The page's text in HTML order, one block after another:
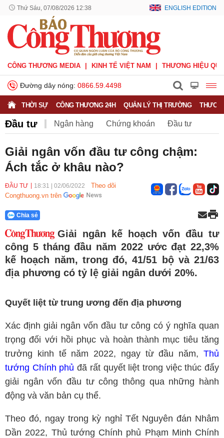
Thứ Sáu, 07/08/2026 12:38 ENGLISH EDITION
CÔNG THƯƠNG MEDIA KINH TẾ VIỆT NAM THƯƠNG HIỆU
Đường dây nóng: 0866.59.4498
THỜI SỰ CÔNG THƯƠNG 24H QUẢN LÝ THỊ TRƯỜNG
Đầu tư Ngân hàng Chứng khoán Đầu tư
Giải ngân vốn đầu tư công chậm:
Ách tắc ở khâu nào?
ĐẦU TƯ 18:31 02/06/2022
Theo dõi
Congthuong.vn trên
Chia sẻ
Giải ngân kế hoạch vốn đầu tư
công 5 tháng đầu năm 2022 ước đạt 22,3%
kế hoạch năm, trong đó, 41/51 bộ và 21/63
địa phương có tỷ lệ giải ngân dưới 20%.
Quyết liệt từ trung ương đến địa phương
Xác định giải ngân vốn đầu tư công có ý nghĩa quan
trọng đối với hồi phục và hoàn thành mục tiêu tăng
trưởng kinh tế năm 2022, ngay từ đầu năm, Thủ
tướng Chính phủ đã rất quyết liệt trong việc thúc đẩy
giải ngân vốn đầu tư công thông qua những hành
động và văn bản cụ thể.
Theo đó, ngay trong kỳ nghỉ Tết Nguyên đán Nhâm
Dần 2022, Thủ tướng Chính phủ Phạm Minh Chính